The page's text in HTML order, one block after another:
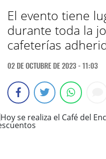
El evento tiene
durante toda la
cafeterías
02 DE OCTUBRE DE 2023 - 11:03